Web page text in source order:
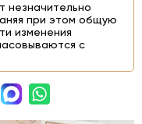
незначительно
при этом общую
изменения
с